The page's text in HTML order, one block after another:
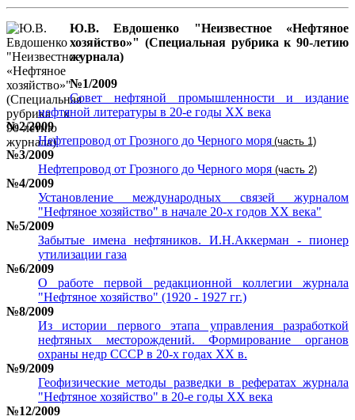
Ю.В. Евдошенко "Неизвестное «Нефтяное
хозяйство»" (Специальная рубрика к 90-летию
журнала)
№1/2009
Совет нефтяной промышленности и издание
нефтяной литературы в 20-е годы ХХ века
№2/2009
Нефтепровод от Грозного до Черного моря (часть 1)
№3/2009
Нефтепровод от Грозного до Черного моря (часть 2)
№4/2009
Установление международных связей журналом
"Нефтяное хозяйство" в начале 20-х годов ХХ века"
№5/2009
Забытые имена нефтяников. И.Н.Аккерман - пионер
утилизации газа
№6/2009
О работе первой редакционной коллегии журнала
"Нефтяное хозяйство" (1920 - 1927 гг.)
№8/2009
Из истории первого этапа управления разработкой
нефтяных месторождений. Формирование органов
охраны недр СССР в 20-х годах ХХ в.
№9/2009
Геофизические методы разведки в рефератах журнала
"Нефтяное хозяйство" в 20-е годы ХХ века
№12/2009